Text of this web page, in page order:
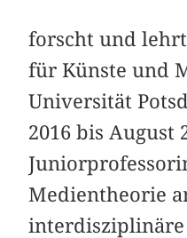
forscht und
für Künste und
Universität
2016 bis August
Medientheorie